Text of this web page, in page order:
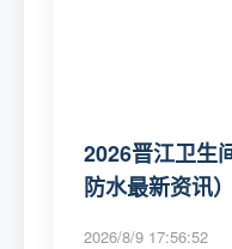
2026晋江卫生
防水最新资讯
2026/8/9 17:56:52